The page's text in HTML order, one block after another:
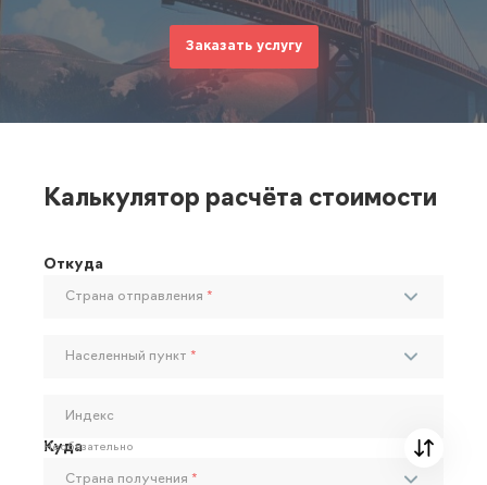
Заказать услугу
Калькулятор расчёта стоимости
Откуда
Страна отправления *
Населенный пункт *
Индекс
Необязательно
Куда
Страна получения *